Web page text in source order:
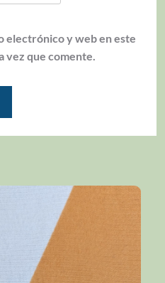
electrónico y web en este
vez que comente.